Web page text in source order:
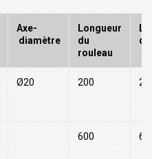
Axe-
diamètre
Longueur
du
rouleau
Ø20 200
600